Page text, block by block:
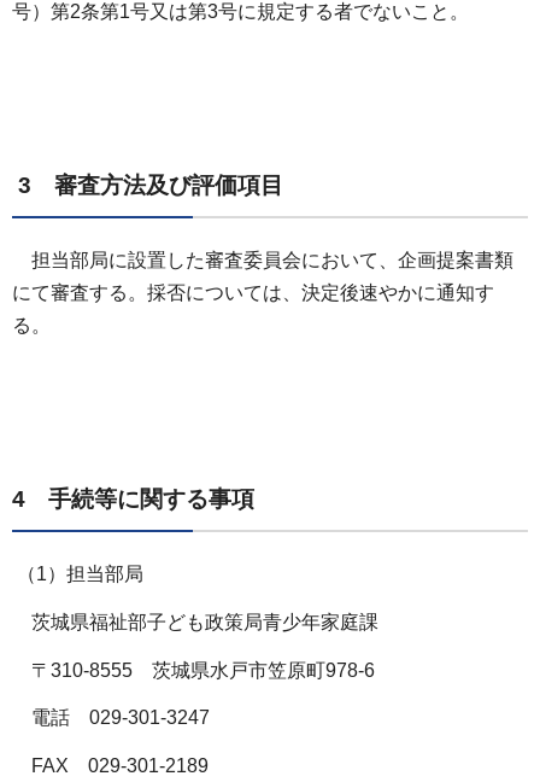
号）第2条第1号又は第3号に規定する者でないこと。
3 審査方法及び評価項目
担当部局に設置した審査委員会において、企画提案書類
にて審査する。採否については、決定後速やかに通知す
る。
4 手続等に関する事項
（1）担当部局
茨城県福祉部子ども政策局青少年家庭課
〒310-8555 茨城県水戸市笠原町978-6
電話 029-301-3247
FAX 029-301-2189